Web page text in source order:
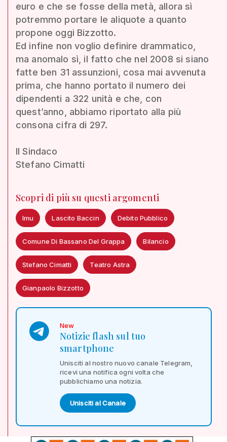
euro e che se fosse della metà, allora sì
potremmo portare le aliquote a quanto
propone oggi Bizzotto.
Ed infine non voglio definire drammatico,
ma anomalo sì, il fatto che nel 2008 si siano
fatte ben 31 assunzioni, cosa mai avvenuta
prima, che hanno portato il numero dei
dipendenti a 322 unità e che, con
quest’anno, abbiamo riportato alla più
consona cifra di 297.
Il Sindaco
Stefano Cimatti
Scopri di più su questi argomenti
Imu Lascito Baccin Debito Pubblico
Comune Di Bassano Del Grappa Bilancio
Stefano Cimatti Teatro Astra
Gianpaolo Bizzotto
New
Notizie flash sul tuo
smartphone
Unisciti al nostro nuovo canale Telegram,
ricevi una notifica ogni volta che
pubblichiamo una notizia.
Unisciti al Canale